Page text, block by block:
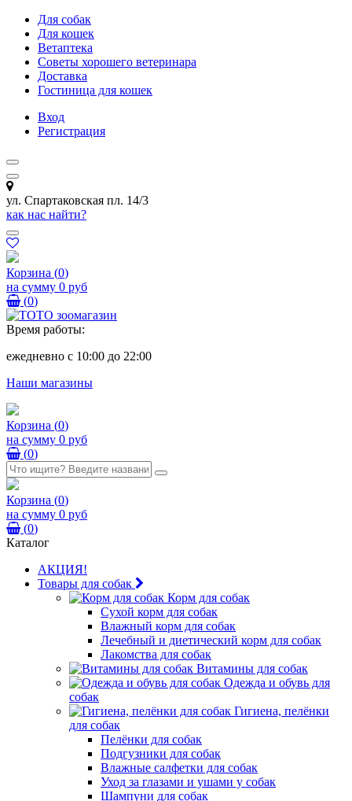
Для собак
Для кошек
Ветаптека
Советы хорошего ветеринара
Доставка
Гостиница для кошек
Вход
Регистрация
ул. Спартаковская пл. 14/3
как нас найти?
Корзина (0)
на сумму 0 руб
(0)
Время работы:
ежедневно с 10:00 до 22:00
Наши магазины
Корзина (0)
на сумму 0 руб
(0)
Корзина (0)
на сумму 0 руб
(0)
Каталог
АКЦИЯ!
Товары для собак
Корм для собак
Сухой корм для собак
Влажный корм для собак
Лечебный и диетический корм для собак
Лакомства для собак
Витамины для собак
Одежда и обувь для
собак
Гигиена, пелёнки
для собак
Пелёнки для собак
Подгузники для собак
Влажные салфетки для собак
Уход за глазами и ушами у собак
Шампуни для собак